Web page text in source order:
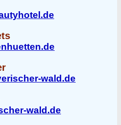
wald.de
wald.de